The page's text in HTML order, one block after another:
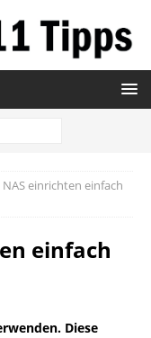
einrichten einfach
einfach
Diese